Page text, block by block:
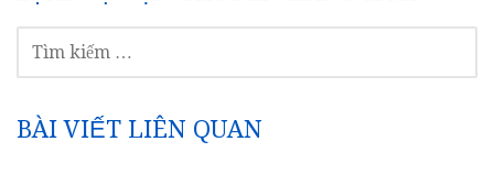
KIẾM
BÀI VIẾT LIÊN QUAN